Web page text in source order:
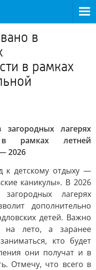
в
в рамках
лагерях
в рамках летней
2026
к детскому отдыху —
каникулы». В 2026
лагерях
дополнительно
детей. Важно
на лето, а заранее
кто будет
они получат и в
Отмечу, что всего в